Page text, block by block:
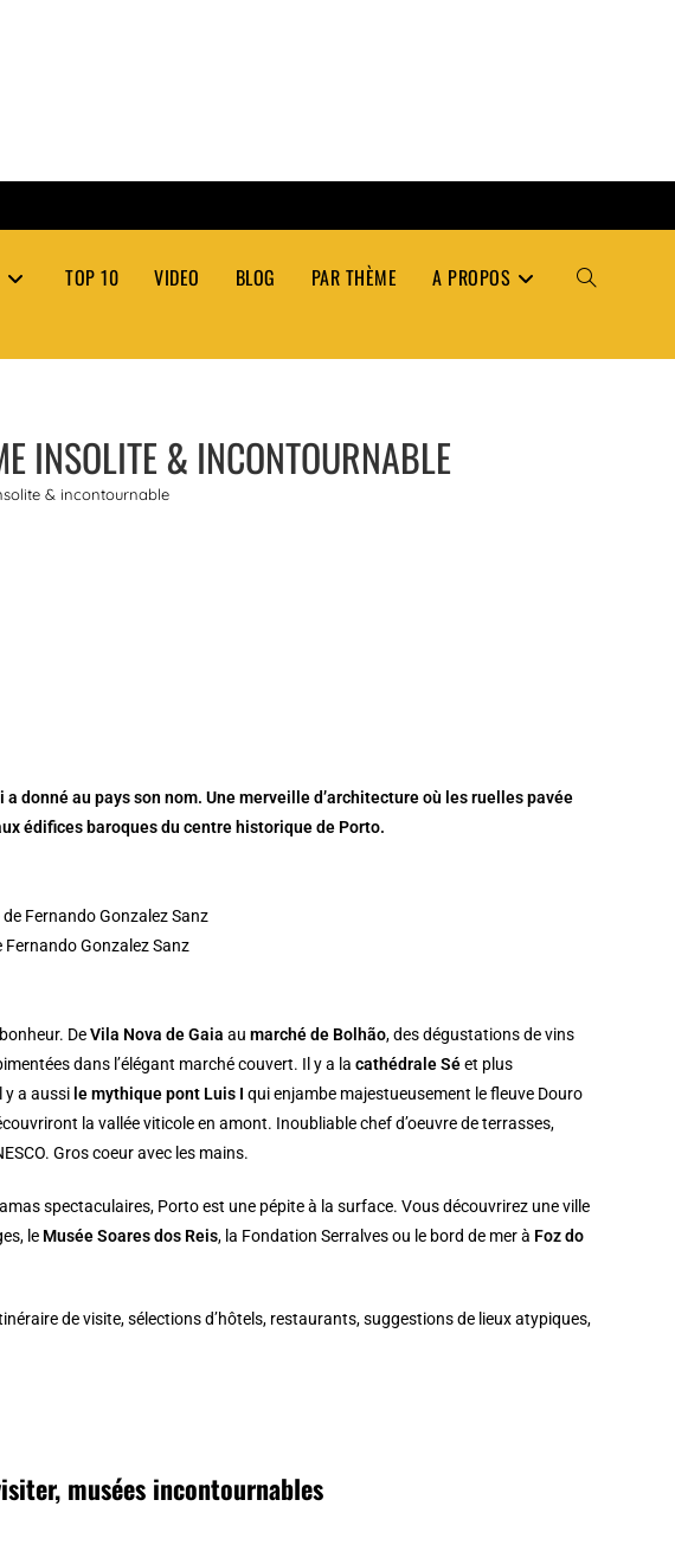
TOP 10 VIDEO BLOG PAR THÈME A PROPOS TOGGLE
INSOLITE & INCONTOURNABLE
& incontournable
donné au pays son nom. Une merveille d’architecture où les ruelles pavée
édifices baroques du centre historique de Porto.
Gonzalez Sanz
DeVila Nova de Gaia aumarché de Bolhão, des dégustations de vins
dans l’élégant marché couvert. Il y a lacathédrale Séet plus
y a aussi le mythique pont Luis I qui enjambe majestueusement le fleuve Douro
la vallée viticole en amont. Inoubliable chef d’oeuvre de terrasses,
Gros coeur avec les mains.
spectaculaires, Porto est une pépite à la surface. Vous découvrirez une ville
le Musée Soares dos Reis, la Fondation Serralves ou le bord de mer à Foz do
de visite, sélections d’hôtels, restaurants, suggestions de lieux atypiques,
musées incontournables